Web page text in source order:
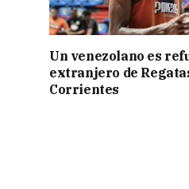
Un venezolano es
extranjero de
Corrientes